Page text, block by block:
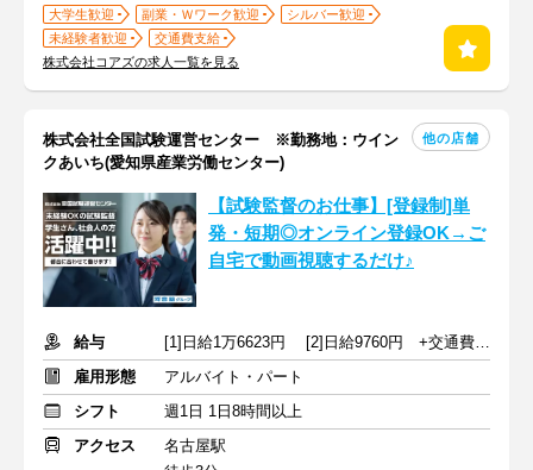
大学生歓迎 副業・Ｗワーク歓迎
シルバー歓迎
未経験者歓迎
交通費支給
株式会社コアズの求人一覧を見る
株式会社全国試験運営センター ※勤務地：ウイン
クあいち(愛知県産業労働センター)
他の店舗
【試験監督のお仕事】[登録制]単
発・短期◎オンライン登録OK→ご
自宅で動画視聴するだけ♪
給与
[1]日給1万6623円 [2]日給9760円 +交通費規定支給
雇用形態
アルバイト・パート
シフト
週1日 1日8時間以上
アクセス
名古屋駅